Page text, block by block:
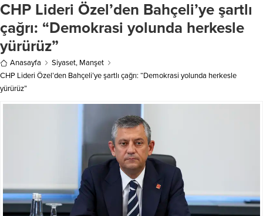
CHP Lideri Özel’den Bahçeli’ye şartlı
çağrı: “Demokrasi yolunda herkesle
yürürüz”
Anasayfa Siyaset, Manşet
CHP Lideri Özel’den Bahçeli’ye şartlı çağrı: “Demokrasi yolunda herkesle
yürürüz”